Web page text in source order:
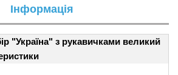
Інформація
"Україна" з рукавичками великий